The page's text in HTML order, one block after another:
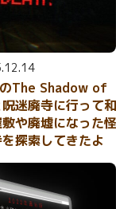
The Shadow of
迷廃寺に行って和
や廃墟になった怪
探索してきたよ